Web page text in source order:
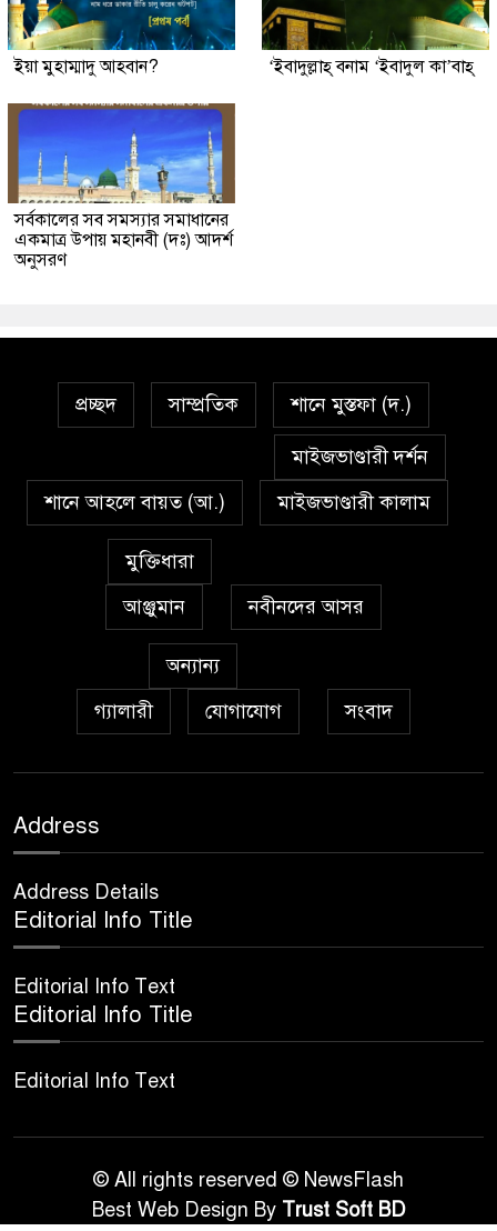
ইয়া মুহাম্মাদু আহবান? ‘ইবাদুল্লাহ্ বনাম ‘ইবাদুল কা’বাহ্
সর্বকালের সব সমস্যার সমাধানের
একমাত্র উপায় মহানবী (দঃ) আদর্শ
অনুসরণ
প্রচ্ছদ সাম্প্রতিক শানে মুস্তফা (দ.)
শানে আহলে বায়ত (আ.)
মাইজভাণ্ডারী দর্শন
মাইজভাণ্ডারী কালাম
মুক্তিধারা
আঞ্জুমান
নবীনদের আসর
অন্যান্য
গ্যালারী
যোগাযোগ সংবাদ
Address
Address Details
Editorial Info Title
Editorial Info Text
Editorial Info Title
Editorial Info Text
© All rights reserved © NewsFlash
Best Web Design By Trust Soft BD